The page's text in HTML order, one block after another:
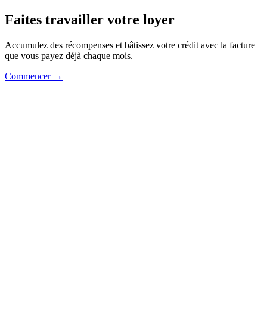
Faites travailler votre loyer
Accumulez des récompenses et bâtissez votre crédit avec la facture
que vous payez déjà chaque mois.
Commencer →